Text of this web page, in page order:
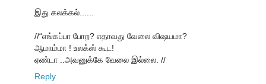
இது கலக்கல்......
//“எங்கப்பா போற? எதாவது வேலை விஷயமா?
ஆமாம்மா ! உலக்ஸ் கூட!
ஏண்டா ..அவனுக்கே வேலை இல்லை. //
Reply